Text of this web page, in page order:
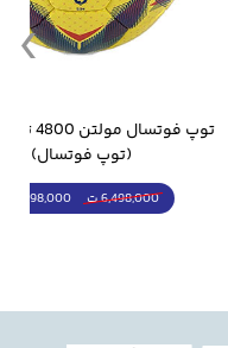
(توپ فوتسال)
6,498,000 ت 5,298,000 ت